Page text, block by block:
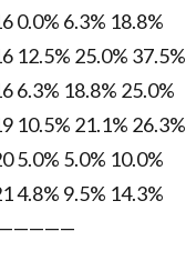
0.0% 6.3% 18.8%
12.5% 25.0% 37.5%
6.3% 18.8% 25.0%
10.5% 21.1% 26.3%
5.0% 5.0% 10.0%
4.8% 9.5% 14.3%